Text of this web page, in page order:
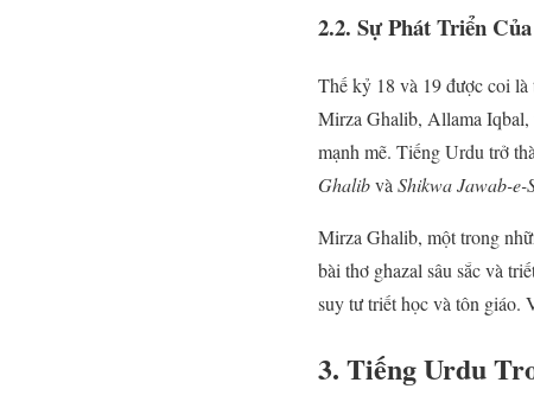
2.2. Sự Phát Triển
Thế kỷ 18 và 19 được coi
Mirza Ghalib, Allama Iqbal,
mạnh mẽ. Tiếng Urdu trở
Ghalibvà Shikwa Jawab-e-
Mirza Ghalib, một trong
bài thơ ghazal sâu sắc và
suy tư triết học và tôn giáo.
3. Tiếng Urdu